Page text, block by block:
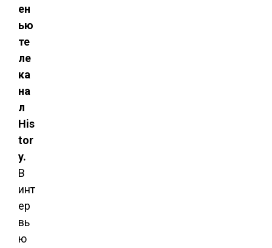
ен
ью
те
ле
ка
на
л
His
tor
y.
В
инт
ер
вь
ю